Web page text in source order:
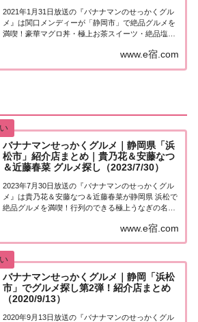
2021年1月31日放送の『バナナマンのせっかくグル
メ』は関口メンディーが「静岡市」で絶品グルメを
満喫！豪華マグロ丼・極上お茶スイーツ・絶品塩ラ
くはこちら！メンディーさんが「静岡市」でグルメ
探し地元の人に「せっかくこの町に来たなら食べ...
www.e宿.com
バナナマンせっかくグルメ｜静岡県「浜
松市」紹介店まとめ｜貴乃花＆安藤なつ
＆近藤春菜 グルメ探し（2023/7/30）
2023年7月30日放送の『バナナマンのせっかくグル
メ』は貴乃花＆安藤なつ＆近藤春菜が静岡県 浜松で
絶品グルメを満喫！行列のできる極上うなぎの名
ツ…紹介されたお店やメニューをまとめました！詳
しくはこちら！貴乃花＆安藤なつ＆近藤春菜「静...
www.e宿.com
バナナマンせっかくグルメ｜静岡「浜松
市」でグルメ探し第2弾！紹介店まとめ
（2020/9/13）
2020年9月13日放送の『バナナマンのせっかくグル